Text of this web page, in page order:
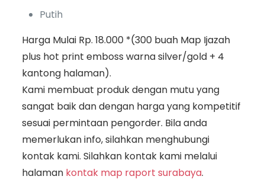
Putih
Harga Mulai Rp. 18.000 *(300 buah Map Ijazah
plus hot print emboss warna silver/gold + 4
kantong halaman).
Kami membuat produk dengan mutu yang
sangat baik dan dengan harga yang kompetitif
sesuai permintaan pengorder. Bila anda
memerlukan info, silahkan menghubungi
kontak kami. Silahkan kontak kami melalui
halaman kontak map raport surabaya.